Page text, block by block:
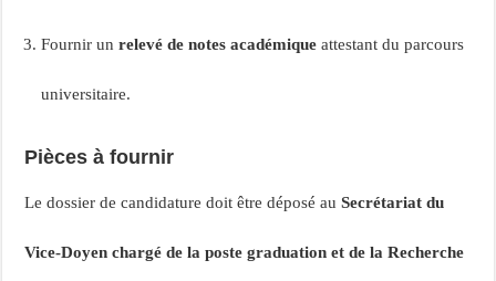
Fournir unrelevé de notes académique attestant du parcours
universitaire.
Pièces à fournir
Le dossier de candidature doit être déposé auSecrétariat du
Vice-Doyen chargé de la poste graduation et de la Recherche